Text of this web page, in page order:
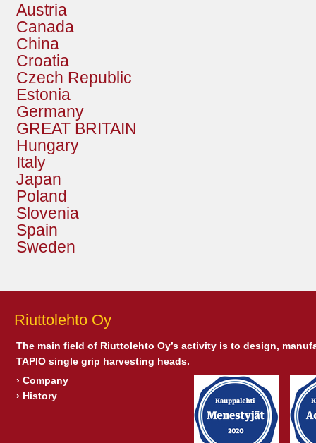
Austria
Canada
China
Croatia
Czech Republic
Estonia
Germany
GREAT BRITAIN
Hungary
Italy
Japan
Poland
Slovenia
Spain
Sweden
Riuttolehto Oy
The main field of Riuttolehto Oy’s activity is to design,
TAPIO single grip harvesting heads.
› Company
› History